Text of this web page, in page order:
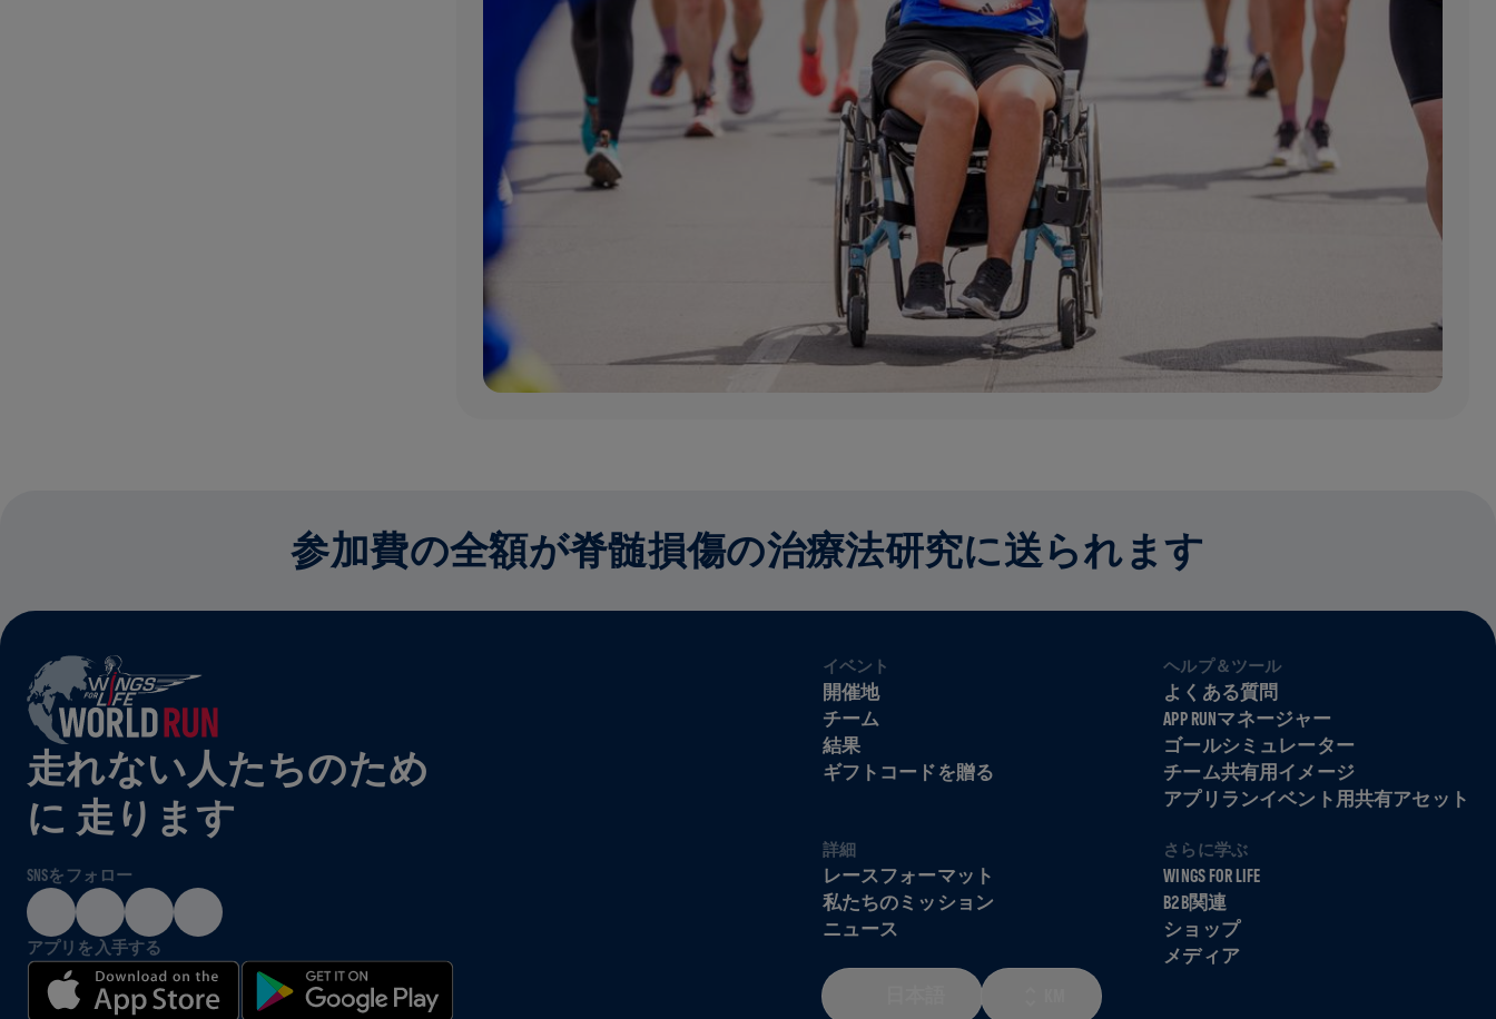
参加費の全額が脊髄損傷の治療法研究に送られます
走れない人たちのため
に 走ります
SNSをフォロー
アプリを入手する
イベント
開催地
チーム
結果
ギフトコードを贈る
ヘルプ＆ツール
よくある質問
APP RUNマネージャー
ゴールシミュレーター
チーム共有用イメージ
アプリランイベント用共有アセット
詳細
レースフォーマット
私たちのミッション
ニュース
さらに学ぶ
WINGS FOR LIFE
B2B関連
ショップ
メディア